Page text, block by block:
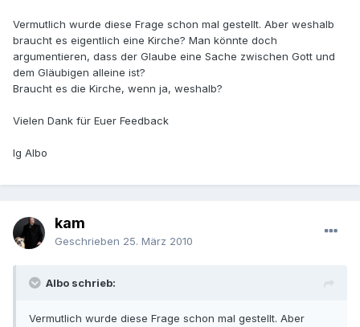
Vermutlich wurde diese Frage schon mal gestellt. Aber weshalb
braucht es eigentlich eine Kirche? Man könnte doch
argumentieren, dass der Glaube eine Sache zwischen Gott und
dem Gläubigen alleine ist?
Braucht es die Kirche, wenn ja, weshalb?
Vielen Dank für Euer Feedback
lg Albo
kam
Geschrieben 25. März 2010
Albo schrieb:
Vermutlich wurde diese Frage schon mal gestellt. Aber